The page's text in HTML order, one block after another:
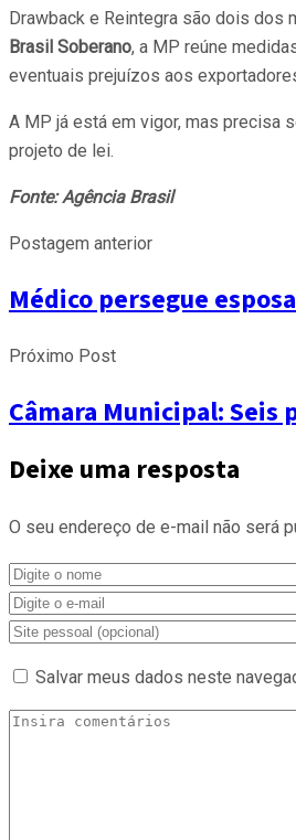
Drawback e Reintegra são dois dos
Brasil Soberano, a MP reúne
eventuais prejuízos aos
A MP já está em vigor, mas precisa
projeto de lei.
Fonte: Agência Brasil
Postagem anterior
Médico persegue
Próximo Post
Câmara Municipal:
Deixe uma resposta
O seu endereço de e-mail não será
Salvar meus dados neste